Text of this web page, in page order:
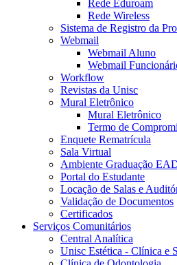
Rede Eduroam
Rede Wireless
Sistema de Registro da
Webmail
Webmail Aluno
Webmail
Workflow
Revistas da Unisc
Mural Eletrônico
Mural Eletrônico
Termo de
Enquete Rematrícula
Sala Virtual
Ambiente Graduação
Portal do Estudante
Locação de Salas e
Validação de Documentos
Certificados
Serviços Comunitários
Central Analítica
Unisc Estética - Clínica e